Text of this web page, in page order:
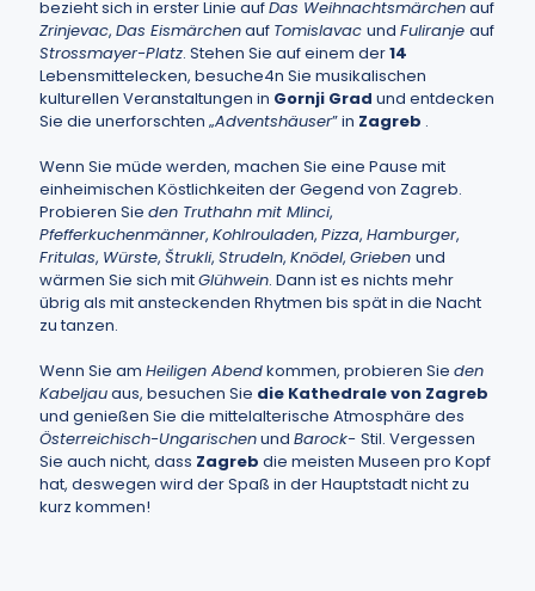
bezieht sich in erster Linie aufDas Weihnachtsmärchenauf
Zrinjevac, Das Eismärchenauf Tomislavac und Fuliranje auf
Strossmayer-Platz. Stehen Sie auf einem der14
Lebensmittelecken, besuche4n Sie musikalischen
kulturellen Veranstaltungen in Gornji Grad und entdecken
Sie die unerforschten „Adventshäuser” in Zagreb .
Wenn Sie müde werden, machen Sie eine Pause mit
einheimischen Köstlichkeiten der Gegend von Zagreb.
Probieren Sie den Truthahn mit Mlinci,
Pfefferkuchenmänner, Kohlrouladen, Pizza, Hamburger,
Fritulas, Würste, Štrukli, Strudeln, Knödel, Grieben und
wärmen Sie sich mitGlühwein. Dann ist es nichts mehr
übrig als mit ansteckenden Rhytmen bis spät in die Nacht
zu tanzen.
Wenn Sie am Heiligen Abendkommen, probieren Sie den
Kabeljauaus, besuchen Sie die Kathedrale von Zagreb
und genießen Sie die mittelalterische Atmosphäre des
Österreichisch-Ungarischenund Barock- Stil. Vergessen
Sie auch nicht, dass Zagreb die meisten Museen pro Kopf
hat, deswegen wird der Spaß in der Hauptstadt nicht zu
kurz kommen!